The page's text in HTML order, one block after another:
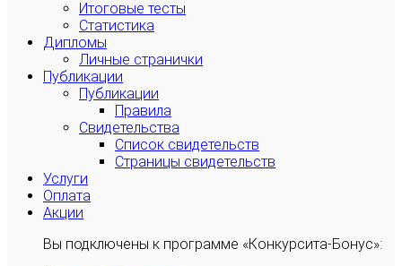
Итоговые тесты
Статистика
Дипломы
Личные странички
Публикации
Публикации
Правила
Свидетельства
Список свидетельств
Страницы свидетельств
Услуги
Оплата
Акции
Вы подключены к программе «Конкурсита-Бонус»: